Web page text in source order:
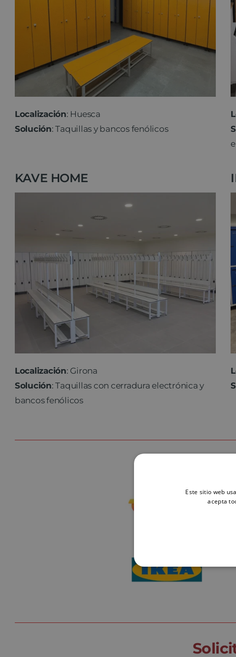
Localización: Huesca
Solución: Taquillas y bancos fenólicos
KAVE HOME
Localización: Girona
Solución: Taquillas con cerradura electrónica y
bancos fenólicos
Este sitio web
acepta